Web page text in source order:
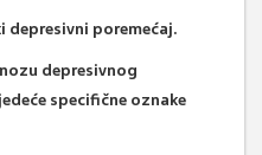
poremećaj.
depresivnog
specifične oznake